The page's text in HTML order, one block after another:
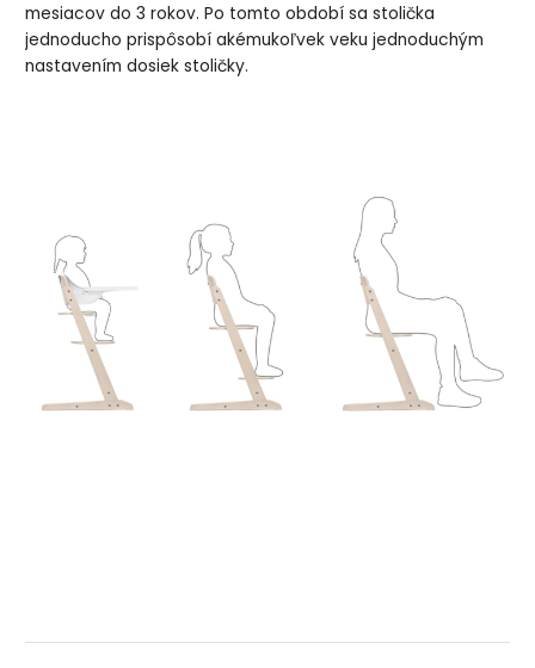
mesiacov do 3 rokov. Po tomto období sa stolička
jednoducho prispôsobí akémukoľvek veku jednoduchým
nastavením dosiek stoličky.